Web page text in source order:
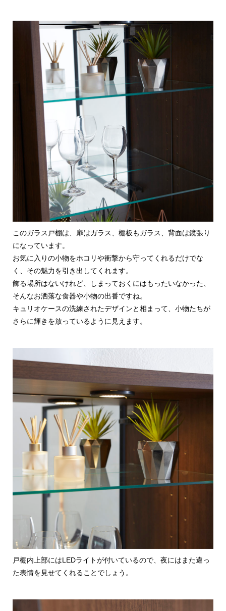
このガラス戸棚は、扉はガラス、棚板もガラス、背面は鏡張り
になっています。
お気に入りの小物をホコリや衝撃から守ってくれるだけでな
く、その魅力を引き出してくれます。
飾る場所はないけれど、しまっておくにはもったいなかった、
そんなお洒落な食器や小物の出番ですね。
キュリオケースの洗練されたデザインと相まって、小物たちが
さらに輝きを放っているように見えます。
戸棚内上部にはLEDライトが付いているので、夜にはまた違っ
た表情を見せてくれることでしょう。